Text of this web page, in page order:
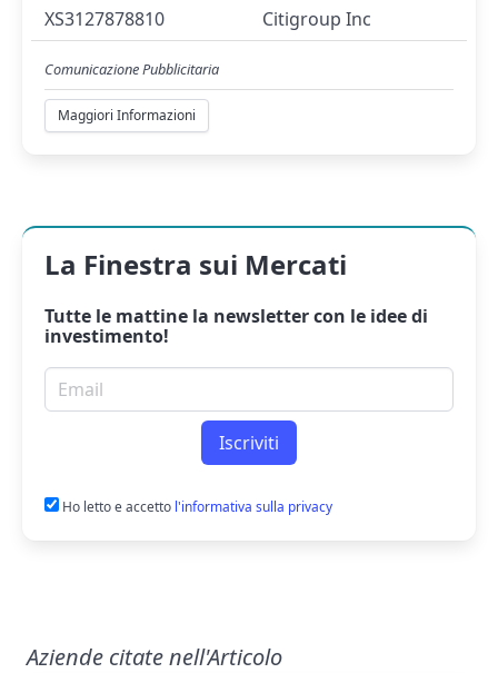
XS3127878810 Citigroup Inc
Comunicazione Pubblicitaria
Maggiori Informazioni
La Finestra sui Mercati
Tutte le mattine la newslettercon le idee di
investimento!
Email per newsletter
Iscriviti
Ho letto e accetto l'informativa sulla privacy
Aziende citate nell'Articolo